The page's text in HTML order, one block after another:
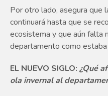
Por otro lado, asegura que
continuará hasta que se
ecosistema y que aún falta
departamento como
EL NUEVO SIGLO: ¿Qué
ola invernal al